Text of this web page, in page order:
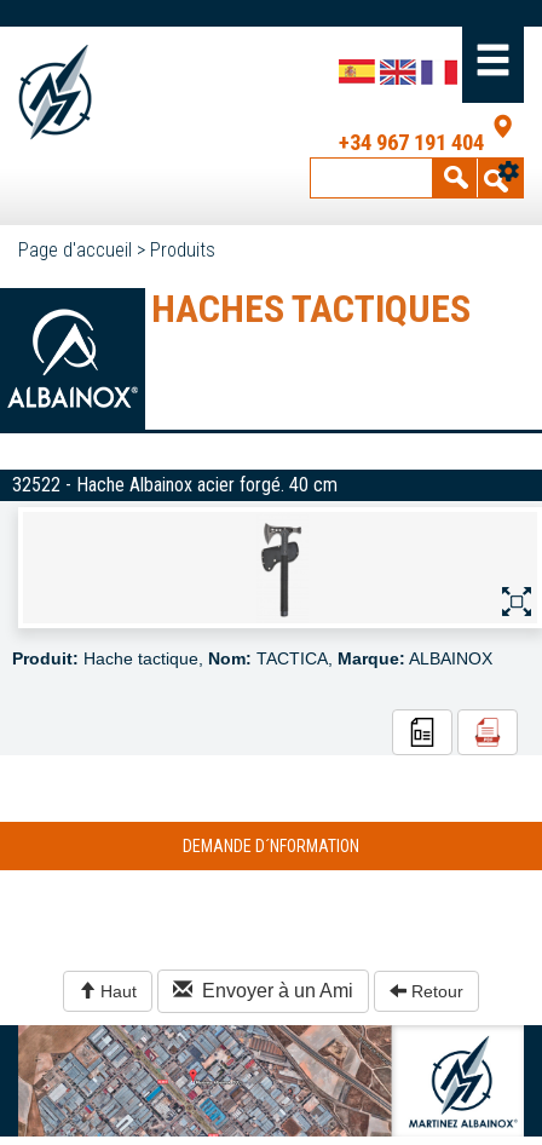
+34 967 191 404
Page d'accueil > Produits
HACHES TACTIQUES
32522 - Hache Albainox acier forgé. 40 cm
Produit: Hache tactique, Nom: TACTICA, Marque: ALBAINOX
DEMANDE D´NFORMATION
Haut Envoyer à un Ami Retour